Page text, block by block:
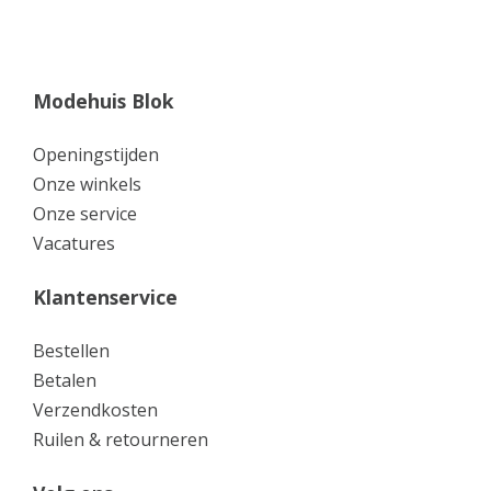
Modehuis Blok
Openingstijden
Onze winkels
Onze service
Vacatures
Klantenservice
Bestellen
Betalen
Verzendkosten
Ruilen & retourneren